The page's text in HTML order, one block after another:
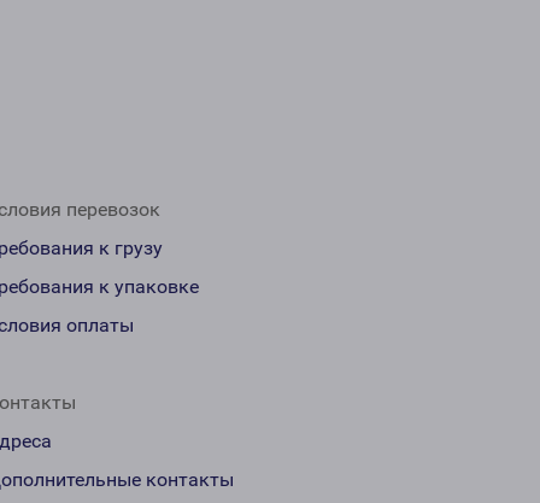
перевозок
к грузу
к упаковке
оплаты
контакты